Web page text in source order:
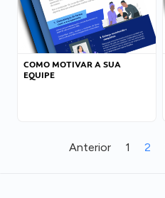
COMO MOTIVAR A SUA
EQUIPE
Anterior 1 2